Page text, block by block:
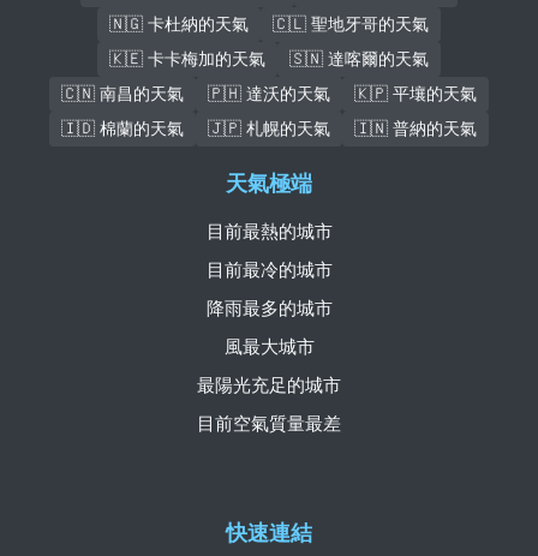
🇳🇬 卡杜納的天氣
🇨🇱 聖地牙哥的天氣
🇰🇪 卡卡梅加的天氣
🇸🇳 達喀爾的天氣
🇨🇳 南昌的天氣
🇵🇭 達沃的天氣
🇰🇵 平壤的天氣
🇮🇩 棉蘭的天氣
🇯🇵 札幌的天氣 🇮🇳 普納的天氣
快速連結
天氣極端
目前最熱的城市
目前最冷的城市
降雨最多的城市
風最大城市
最陽光充足的城市
目前空氣質量最差